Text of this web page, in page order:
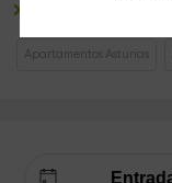
Apartamentos Asturias